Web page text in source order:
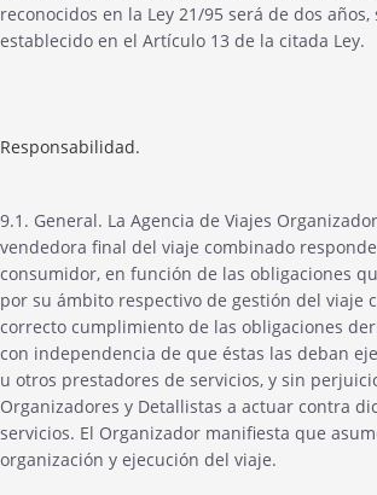
reconocidos en la Ley 21/95 será de dos
establecido en el Artículo 13 de la citada Ley.
Responsabilidad.
9.1. General. La Agencia de Viajes
vendedora final del viaje combinado
consumidor, en función de las obligaciones
por su ámbito respectivo de gestión del viaje
correcto cumplimiento de las obligaciones
con independencia de que éstas las deban
u otros prestadores de servicios, y sin
Organizadores y Detallistas a actuar contra
servicios. El Organizador manifiesta que
organización y ejecución del viaje.